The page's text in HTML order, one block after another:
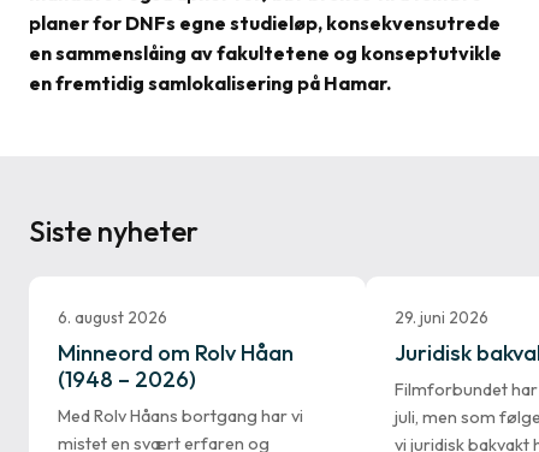
planer for DNFs egne studieløp, konsekvensutrede
en sammenslåing av fakultetene og konseptutvikle
en fremtidig samlokalisering på Hamar.
Siste nyheter
6. august 2026
Minneord om Rolv Håan
(1948 – 2026)
Med Rolv Håans bortgang har vi
mistet en svært erfaren og
29. juni 2026
Juridisk
Filmforbundet
juli, men som
vi juridisk bakvakt